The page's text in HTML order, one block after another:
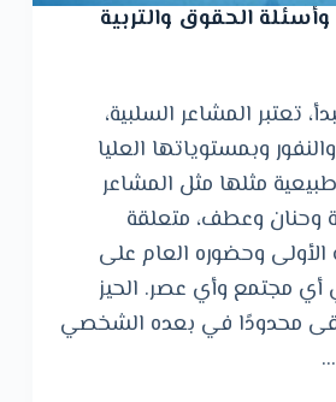
الحقوق والتربية
تعتبر المشاعر السلبية،
وبمستوياتها العليا
مثلها مثل المشاعر
وحنان وعطف، متعلقة
الأولى وحضوره العام على
مجتمع وأي عصر. الحيز
محدودًا في بعده الشخصي